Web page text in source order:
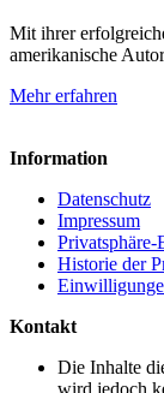
Mit ihrer
amerikanische
Mehr erfahren
Information
Datenschutz
Impressum
Privatsphäre-
Historie der
Kontakt
Die Inhalte
wird jedoch